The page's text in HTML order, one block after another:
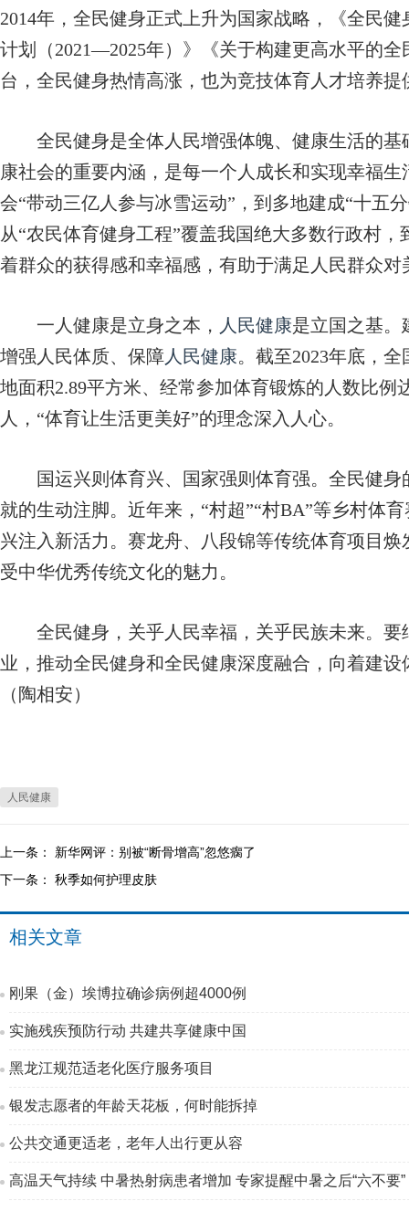
2014年，全民健身正式上升为国家战略，《全民
计划（2021—2025年）》《关于构建更高水平的
台，全民健身热情高涨，也为竞技体育人才培养提
全民健身是全体人民增强体魄、健康生活的基
康社会的重要内涵，是每一个人成长和实现幸福
会“带动三亿人参与冰雪运动”，到多地建成“十五
从“农民体育健身工程”覆盖我国绝大多数行政村
着群众的获得感和幸福感，有助于满足人民群众对
一人健康是立身之本， 人民健康是立国之基。
增强人民体质、保障人民健康。截至2023年底，
地面积2.89平方米、经常参加体育锻炼的人数比例
人，“体育让生活更美好”的理念深入人心。
国运兴则体育兴、国家强则体育强。全民健身
就的生动注脚。近年来，“村超”“村BA”等乡村体
兴注入新活力。赛龙舟、八段锦等传统体育项目
受中华优秀传统文化的魅力。
全民健身，关乎人民幸福，关乎民族未来。要
业，推动全民健身和全民健康深度融合，向着建
（陶相安）
人民健康
上一条： 新华网评：别被“断骨增高”忽悠瘸了
下一条： 秋季如何护理皮肤
相关文章
刚果（金）埃博拉确诊病例超4000例
实施残疾预防行动 共建共享健康中国
黑龙江规范适老化医疗服务项目
银发志愿者的年龄天花板，何时能拆掉
公共交通更适老，老年人出行更从容
高温天气持续 中暑热射病患者增加 专家提醒中暑之后“六不要”